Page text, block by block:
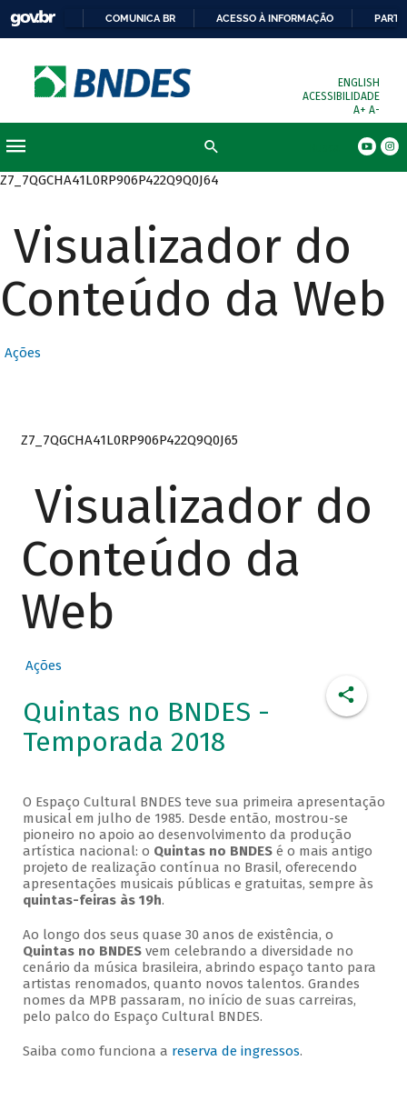
COMUNICA BR ACESSO À INFORMAÇÃO
ENGLISH
ACESSIBILIDADE
A+ A-
Z7_7QGCHA41L0RP906P422Q9Q0J64
Visualizador do
Conteúdo da Web
Ações
Z7_7QGCHA41L0RP906P422Q9Q0J65
Visualizador do
Conteúdo da
Web
Ações
Quintas no BNDES -
Temporada 2018
O Espaço Cultural BNDES teve sua primeira apresentação
musical em julho de 1985. Desde então, mostrou-se
pioneiro no apoio ao desenvolvimento da produção
artística nacional: o Quintas no BNDESé o mais antigo
projeto de realização contínua no Brasil, oferecendo
apresentações musicais públicas e gratuitas, sempre às
quintas-feiras às 19h.
Ao longo dos seus quase 30 anos de existência, o
Quintas no BNDESvem celebrando a diversidade no
cenário da música brasileira, abrindo espaço tanto para
artistas renomados, quanto novos talentos. Grandes
nomes da MPB passaram, no início de suas carreiras,
pelo palco do Espaço Cultural BNDES.
Saiba como funciona a reserva de ingressos.